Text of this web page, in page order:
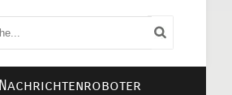
Nachrichtenroboter